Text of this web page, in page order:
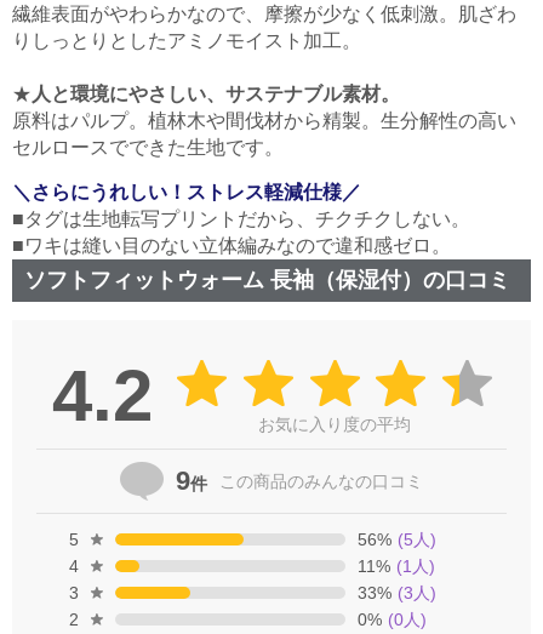
繊維表面がやわらかなので、摩擦が少なく低刺激。肌ざわ
りしっとりとしたアミノモイスト加工。
★ 人と環境にやさしい、サステナブル素材。
原料はパルプ。植林木や間伐材から精製。生分解性の高い
セルロースでできた生地です。
＼さらにうれしい！ストレス軽減仕様／
■タグは生地転写プリントだから、チクチクしない。
■ワキは縫い目のない立体編みなので違和感ゼロ。
ソフトフィットウォーム 長袖（保湿付）の口コミ
4.2 お気に入り度の平均
9件 この商品のみんなの口コミ
5 56% (5 人)
4
11% (1 人)
3
33% (3 人)
2
0% (0人)